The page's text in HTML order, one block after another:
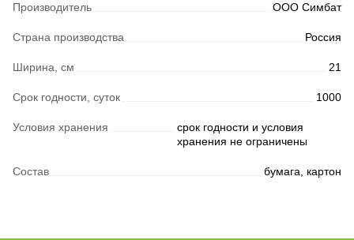
Производитель ООО Симбат
Страна производства Россия
Ширина, см 21
Срок годности, суток 1000
Условия хранения
срок годности и условия
хранения не ограничены
Состав бумага, картон